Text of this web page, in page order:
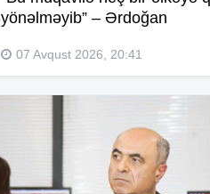
yönəlməyib” – Ərdoğan
07 Avqust 2026, 20:41